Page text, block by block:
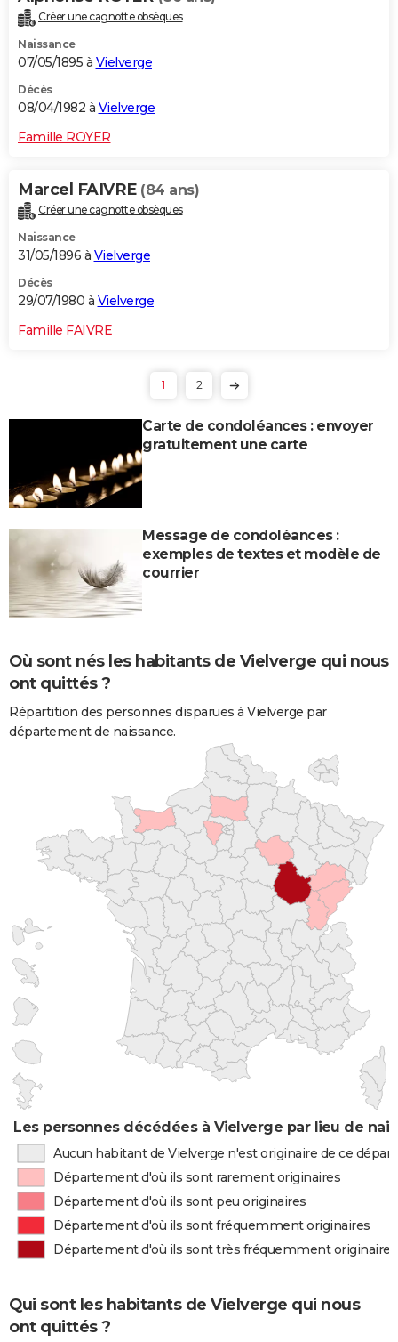
Créer une cagnotte obsèques
Naissance
07/05/1895 à Vielverge
Décès
08/04/1982 à Vielverge
Famille ROYER
Marcel FAIVRE (84 ans)
Créer une cagnotte obsèques
Naissance
31/05/1896 à Vielverge
Décès
29/07/1980 à Vielverge
Famille FAIVRE
1 2
Carte de condoléances : envoyer
gratuitement une carte
Message de condoléances :
exemples de textes et modèle de
courrier
Où sont nés les habitants de Vielverge qui nous
ont quittés ?
Répartition des personnes disparues à Vielverge par
département de naissance.
Les personnes décédées à Vielverge par lieu de
Aucun habitant de Vielverge n'est originaire de ce
Département d'où ils sont rarement originaires
Département d'où ils sont peu originaires
Département d'où ils sont fréquemment originaires
Département d'où ils sont très fréquemment originaires
Qui sont les habitants de Vielverge qui nous
ont quittés ?